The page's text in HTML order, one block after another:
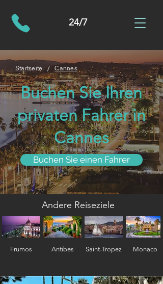
24/7
Startseite / Cannes
Buchen Sie Ihren
privaten Fahrer in
Cannes
Buchen Sie einen Fahrer
Andere Reiseziele
Frumos Antibes Saint-Tropez Monaco